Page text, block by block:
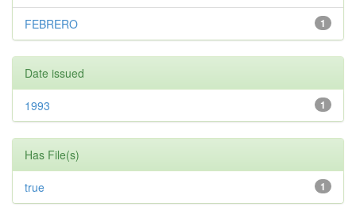
1
FEBRERO
Date issued
1
1993
Has File(s)
1
true